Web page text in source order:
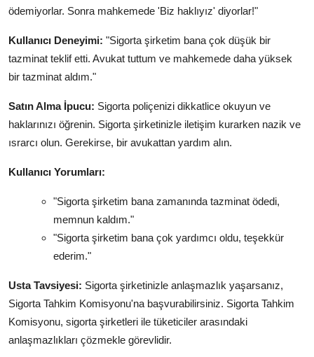
ödemiyorlar. Sonra mahkemede 'Biz haklıyız' diyorlar!"
Kullanıcı Deneyimi: "Sigorta şirketim bana çok düşük bir
tazminat teklif etti. Avukat tuttum ve mahkemede daha yüksek
bir tazminat aldım."
Satın Alma İpucu: Sigorta poliçenizi dikkatlice okuyun ve
haklarınızı öğrenin. Sigorta şirketinizle iletişim kurarken nazik ve
ısrarcı olun. Gerekirse, bir avukattan yardım alın.
Kullanıcı Yorumları:
"Sigorta şirketim bana zamanında tazminat ödedi,
memnun kaldım."
"Sigorta şirketim bana çok yardımcı oldu, teşekkür
ederim."
Usta Tavsiyesi: Sigorta şirketinizle anlaşmazlık yaşarsanız,
Sigorta Tahkim Komisyonu'na başvurabilirsiniz. Sigorta Tahkim
Komisyonu, sigorta şirketleri ile tüketiciler arasındaki
anlaşmazlıkları çözmekle görevlidir.